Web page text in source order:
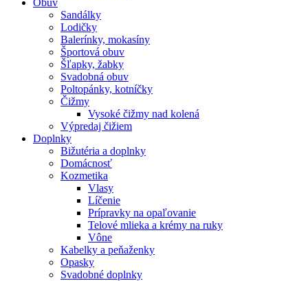
Sandálky
Lodičky
Balerínky, mokasíny
Športová obuv
Šľapky, žabky
Svadobná obuv
Poltopánky, kotníčky
Čižmy
Vysoké čižmy nad kolená
Výpredaj čižiem
Doplnky
Bižutéria a doplnky
Domácnosť
Kozmetika
Vlasy
Líčenie
Prípravky na opaľovanie
Telové mlieka a krémy na ruky
Vône
Kabelky a peňaženky
Opasky
Svadobné doplnky